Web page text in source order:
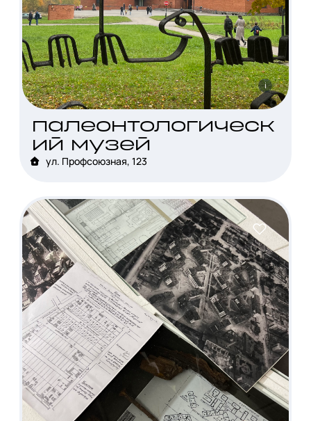
i
палеонтологическ
ий музей
ул. Профсоюзная, 123